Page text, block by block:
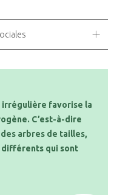
irrégulière favorise la
C’est-à-dire
arbres de tailles,
différents qui sont